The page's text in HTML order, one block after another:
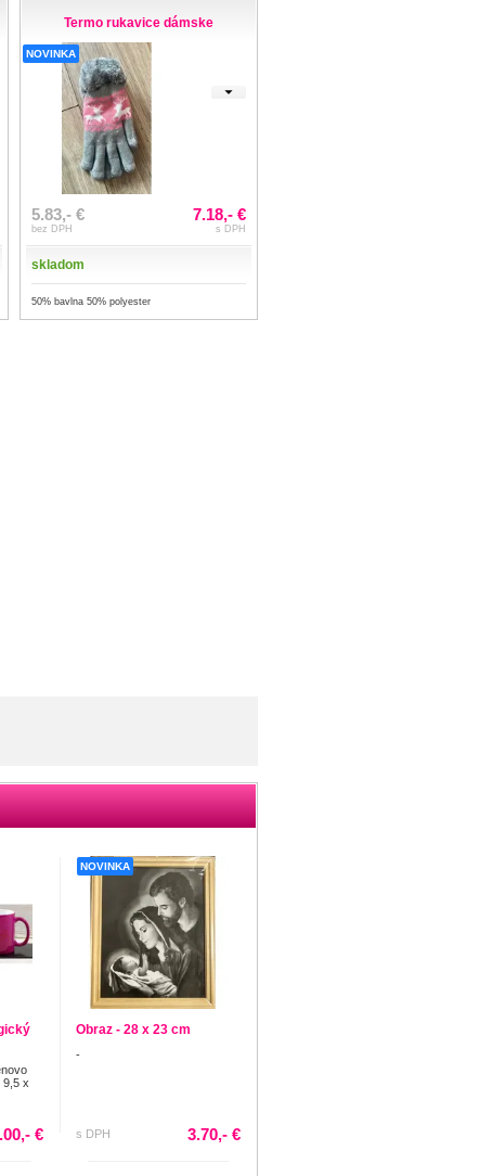
Termo rukavice dámske
NOVINKA
5.83,- €
bez DPH
7.18,- €
s DPH
skladom
50% bavlna 50% polyester
9,5 x
€
NOVINKA
Obraz - 28 x 23 cm
-
s DPH 3.70,- €